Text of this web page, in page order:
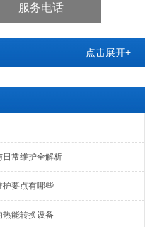
服务电话
点击展开+
日常维护全解析
护要点有哪些
热能转换设备